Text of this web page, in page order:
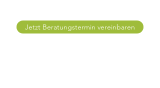
Jetzt Beratungstermin vereinbaren